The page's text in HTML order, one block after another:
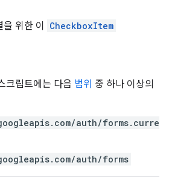
을 위한 이 CheckboxItem
크립트에는 다음 범위 중 하나 이상의
auth/forms.curre
auth/forms